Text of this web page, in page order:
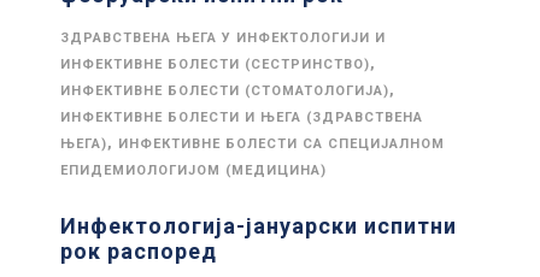
ЗДРАВСТВЕНА ЊЕГА У ИНФЕКТОЛОГИЈИ И
ИНФЕКТИВНЕ БОЛЕСТИ (СЕСТРИНСТВО),
ИНФЕКТИВНЕ БОЛЕСТИ (СТОМАТОЛОГИЈА),
ИНФЕКТИВНЕ БОЛЕСТИ И ЊЕГА (ЗДРАВСТВЕНА
ЊЕГА), ИНФЕКТИВНЕ БОЛЕСТИ СА СПЕЦИЈАЛНОМ
ЕПИДЕМИОЛОГИЈОМ (МЕДИЦИНА)
Инфектологија-јануарски испитни
рок распоред